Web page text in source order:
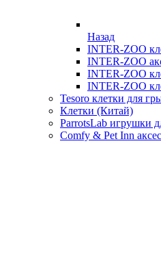
Назад
INTER-ZOO
INTER-ZOO
INTER-ZOO
INTER-ZOO
Tesoro клетки для
Клетки (Китай)
ParrotsLab игрушки
Comfy & Pet Inn